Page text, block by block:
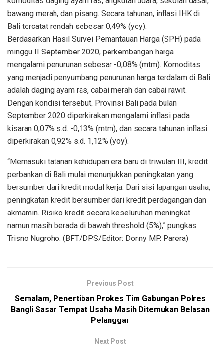
bawang merah, dan pisang. Secara tahunan, inflasi IHK di
Bali tercatat rendah sebesar 0,49% (yoy).
Berdasarkan Hasil Survei Pemantauan Harga (SPH) pada
minggu II September 2020, perkembangan harga
mengalami penurunan sebesar -0,08% (mtm). Komoditas
yang menjadi penyumbang penurunan harga terdalam di Bali
adalah daging ayam ras, cabai merah dan cabai rawit.
Dengan kondisi tersebut, Provinsi Bali pada bulan
September 2020 diperkirakan mengalami inflasi pada
kisaran 0,07% s.d. -0,13% (mtm), dan secara tahunan inflasi
diperkirakan 0,92% s.d. 1,12% (yoy).
“Memasuki tatanan kehidupan era baru di triwulan III, kredit
perbankan di Bali mulai menunjukkan peningkatan yang
bersumber dari kredit modal kerja. Dari sisi lapangan usaha,
peningkatan kredit bersumber dari kredit perdagangan dan
akmamin. Risiko kredit secara keseluruhan meningkat
namun masih berada di bawah threshold (5%),” pungkas
Trisno Nugroho. (BFT/DPS/Editor: Donny MP. Parera)
Previous Post
Semalam, Penertiban Prokes Tim Gabungan Polres
Bangli Sasar Tempat Usaha Masih Ditemukan Belasan
Pelanggar
Next Post